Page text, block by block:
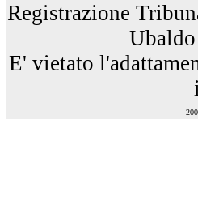
Registrazione
E' vietato